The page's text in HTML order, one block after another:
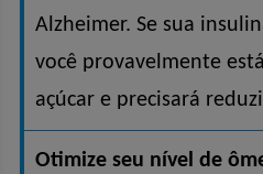
Alzheimer. Se sua
você provavelmente
açúcar e precisará
Otimize seu nível de